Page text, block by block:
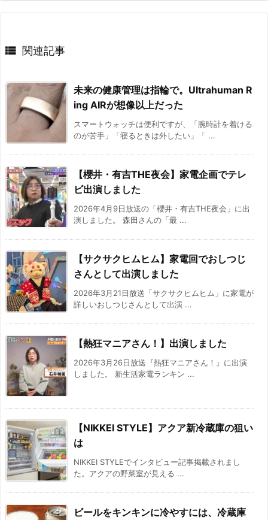
 関連記事
未来の健康管理は指輪で。Ultrahuman R
ing AIRが想像以上だった
スマートウォッチは便利ですが、「腕時計を着ける
のが苦手」「寝るときは外したい」「 ...
【櫻井・有吉THE夜会】家電企画でテレ
ビ出演しました
2026年4月9日放送の「櫻井・有吉THE夜会」に出
演しました。 森田さんの「最 ...
【サクサクヒムヒム】家電回でおしつじ
さんとして出演しました
2026年3月21日放送「サクサクヒムヒム」に家電が
詳しいおしつじさんとして出演 ...
【熱狂マニアさん！】出演しました
2026年3月26日放送『熱狂マニアさん！』に出演
しました。 新生活家電ランキン ...
【NIKKEI STYLE】アクア新冷蔵庫の狙い
は
NIKKEI STYLEでインタビュー記事掲載されまし
た。アクアの野菜室が見える ...
ビールをキンキンに冷やすには、冷蔵庫